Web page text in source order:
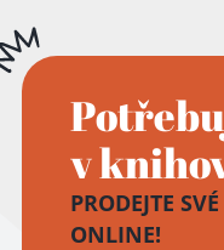
v
PRODEJTE
ONLINE!